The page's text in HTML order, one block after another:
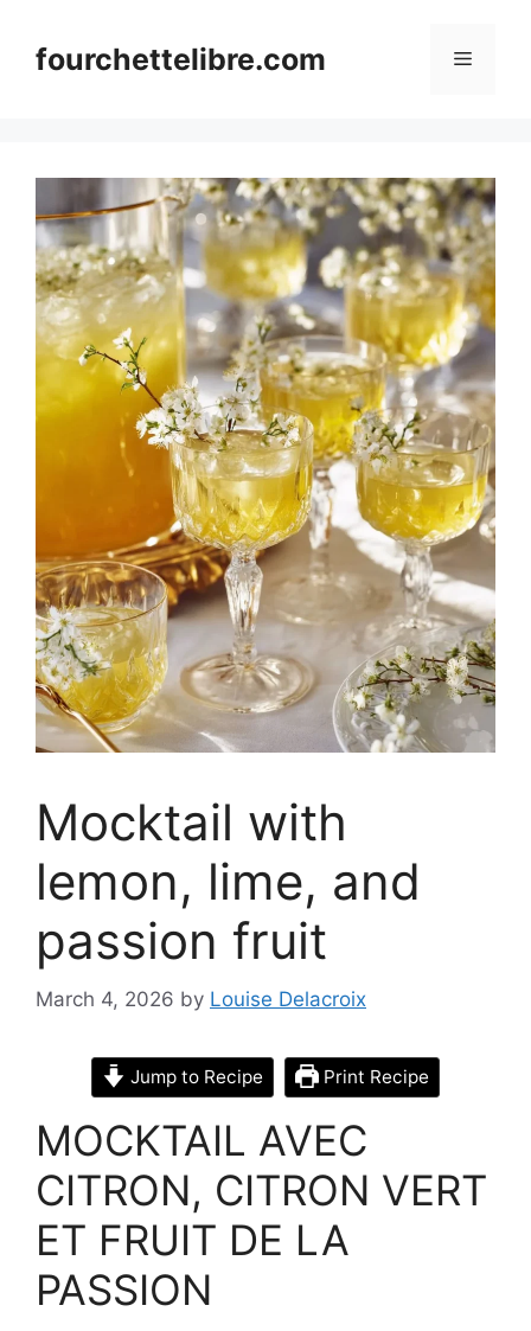
contentfourchettelibre.com Menu
Mocktail with
lemon, lime, and
passion fruit
March 4, 2026 by Louise Delacroix
Jump to Recipe Print Recipe
MOCKTAIL AVEC
CITRON, CITRON VERT
ET FRUIT DE LA
PASSION